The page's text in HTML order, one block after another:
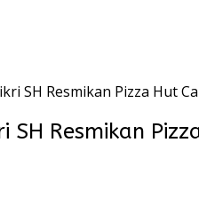
SH Resmikan Pizza Hut
Resmikan